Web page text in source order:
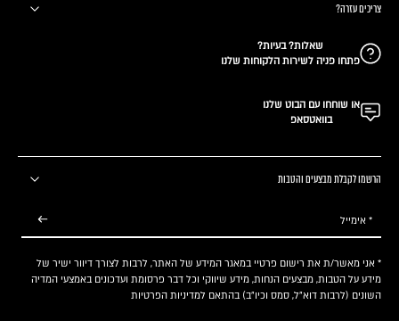
צריכים עזרה?
שאלות? בעיות?
פתחו פניה לשירות הלקוחות שלנו
או שוחחו עם הבוט שלנו
בוואטסאפ
הרשמו לקבלת מבצעים והטבות
* אימייל
* אני מאשר/ת את רישום פרטיי במאגר המידע של האתר, לרבות לצורך דיוור ישיר של
מידע על הטבות, מבצעים הנחות, מידע שיווקי וכל דבר פרסומת ועדכונים באמצעי המדיה
השונים (לרבות דוא"ל, סמס וכיו"ב) בהתאם למדיניות הפרטיות